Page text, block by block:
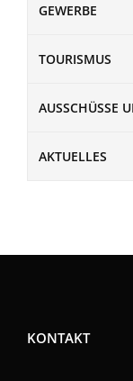
GEWERBE
TOURISMUS
AUSSCHÜSSE
AKTUELLES
KONTAKT